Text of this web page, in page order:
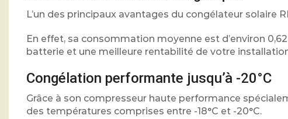
L’un des principaux avantages du congélateur solaire
En effet, sa consommation moyenne est d’environ
batterie et une meilleure rentabilité de votre
Congélation performante jusqu’à -20°C
Grâce à son compresseur haute performance
des températures comprises entre -18°C et -20°C.